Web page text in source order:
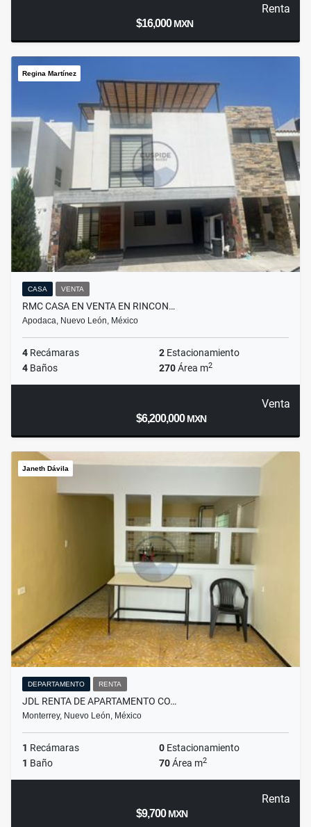
Renta
$16,000MXN
Regina Martínez
CASA VENTA
RMC CASA EN VENTA EN RINCON…
Apodaca, Nuevo León, México
4 Recámaras 2 Estacionamiento
4 Baños 270Área m2
Venta
$6,200,000MXN
Janeth Dávila
DEPARTAMENTO RENTA
JDL RENTA DE APARTAMENTO CO…
Monterrey, Nuevo León, México
1 Recámaras 0 Estacionamiento
1 Baño 70Área m2
Renta
$9,700MXN